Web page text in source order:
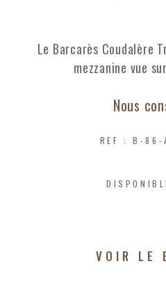
Le Barcarès Coudalère
mezzanine vue
Nous
REF : B-86-
VOIR LE